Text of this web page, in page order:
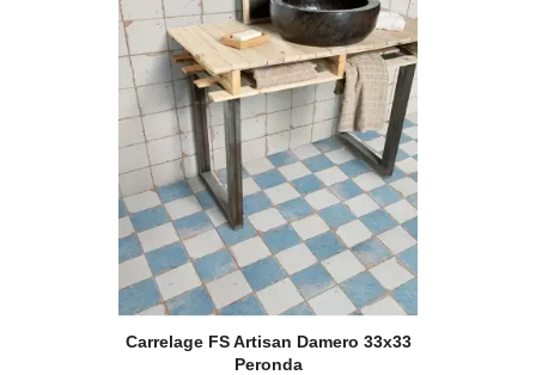
Carrelage FS Artisan Damero 33x33
Peronda